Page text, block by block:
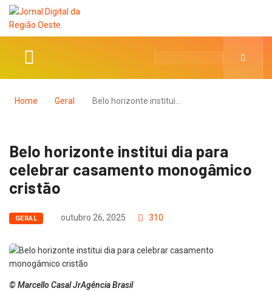
Home Geral Belo horizonte institui…
Belo horizonte institui dia para
celebrar casamento monogâmico
cristão
GERAL outubro 26, 2025 310
© Marcello Casal JrAgência Brasil